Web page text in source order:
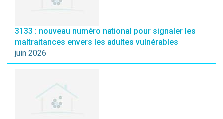
3133 : nouveau numéro national pour signaler les
maltraitances envers les adultes vulnérables
juin 2026